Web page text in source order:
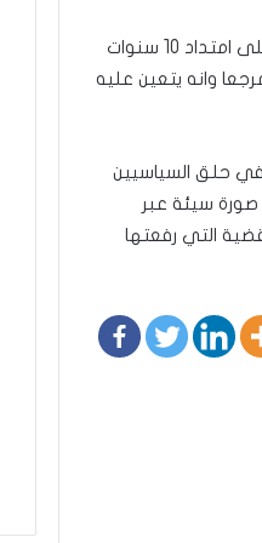
وتساءلت بلحاج حميدة خلال مداخلة لها على الاذاعة الوطنية “ماذا فعلت الطبقة السياسية على امتداد 10 سنوات
وانه يتعين عليه
حلق السياسيين
سيئة عبر
التي رفعتها